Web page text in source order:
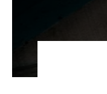
SE
ACHATS